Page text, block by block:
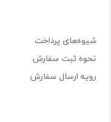
شیوه‌های پرداخت
نحوه ثبت سفارش
رویه ارسال سفارش